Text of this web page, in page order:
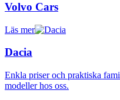
Volvo Cars
Läs mer
Dacia
Enkla priser och praktiska
modeller hos oss.